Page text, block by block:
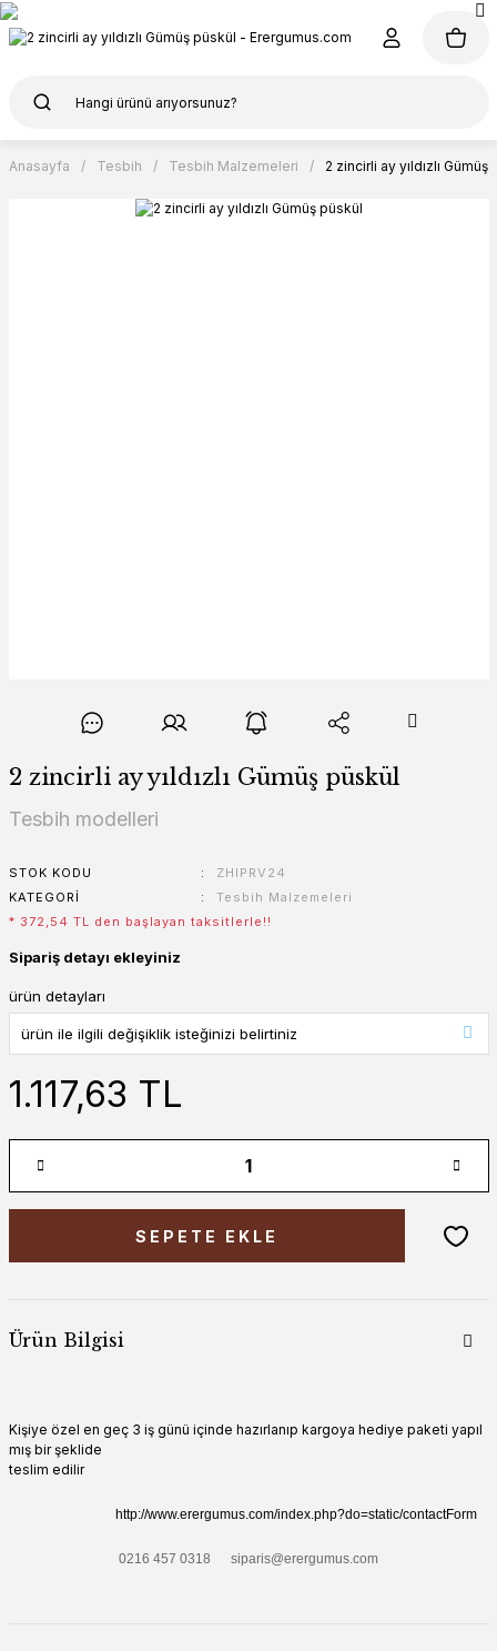
Anasayfa Tesbih Tesbih Malzemeleri 2 zincirli ay yıldızlı Gümüş
2 zincirli ay yıldızlı Gümüş püskül
Tesbih modelleri
STOK KODU
ZHIPRV24
KATEGORI
Tesbih Malzemeleri
* 372,54 TL den başlayan taksitlerle!!
Sipariş detayı ekleyiniz
ürün detayları
1.117,63 TL
SEPETE EKLE
Ürün Bilgisi
Kişiye özel en geç 3 iş günü içinde hazırlanıp kargoya hediye paketi yapıl
mış bir şeklide
teslim edilir
http://www.erergumus.com/index.php?do=static/contactForm
0216 457 0318 siparis@erergumus.com